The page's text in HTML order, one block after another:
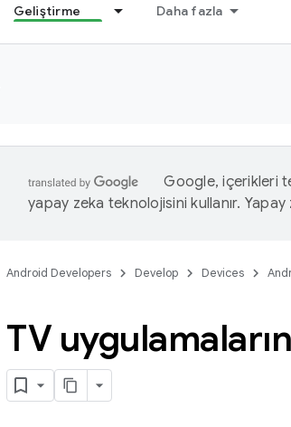
Geliştirme Daha fazla
Google, içerikleri
yapay zeka teknolojisini kullanır.
Android Developers Develop Devices
TV